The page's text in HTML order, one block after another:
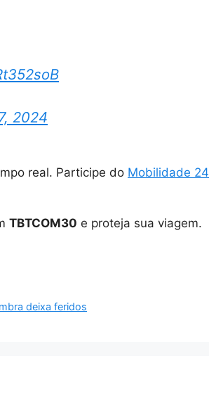
2024
real. Participe do Mobilidade 24
TBTCOM30 e proteja sua viagem.
deixa feridos